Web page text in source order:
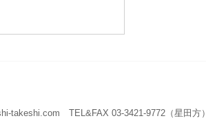
takeshi.com TEL&FAX 03-3421-9772（星田方）